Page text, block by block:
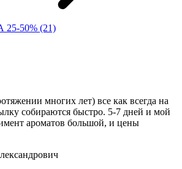
50% (21)
многих лет) все как всегда на
собираются быстро. 5-7 дней и мой
ароматов большой, и цены